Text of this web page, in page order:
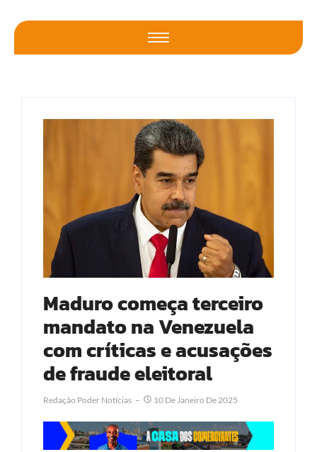
Maduro começa terceiro
mandato na Venezuela
com críticas e acusações
de fraude eleitoral
Redação Poder Notícias 10 De Janeiro De 2025